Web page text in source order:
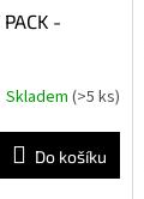
-
Skladem (>5 ks)
Do košíku